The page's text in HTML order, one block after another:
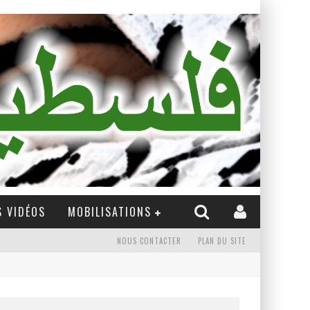
VIDÉOS MOBILISATIONS
NOUS CONTACTER PLAN DU SITE